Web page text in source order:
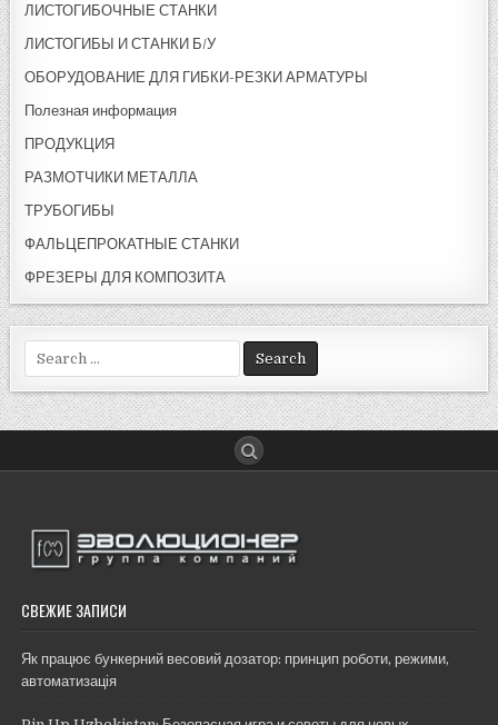
ЛИСТОГИБОЧНЫЕ СТАНКИ
ЛИСТОГИБЫ И СТАНКИ Б/У
ОБОРУДОВАНИЕ ДЛЯ ГИБКИ-РЕЗКИ АРМАТУРЫ
Полезная информация
ПРОДУКЦИЯ
РАЗМОТЧИКИ МЕТАЛЛА
ТРУБОГИБЫ
ФАЛЬЦЕПРОКАТНЫЕ СТАНКИ
ФРЕЗЕРЫ ДЛЯ КОМПОЗИТА
Search
for:
СВЕЖИЕ ЗАПИСИ
Як працює бункерний весовий дозатор: принцип роботи, режими,
автоматизація